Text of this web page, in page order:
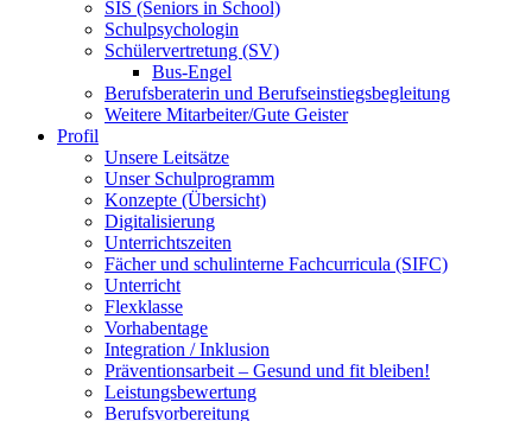
SIS (Seniors in School)
Schulpsychologin
Schülervertretung (SV)
Bus-Engel
Berufsberaterin und Berufseinstiegsbegleitung
Weitere Mitarbeiter/Gute Geister
Profil
Unsere Leitsätze
Unser Schulprogramm
Konzepte (Übersicht)
Digitalisierung
Unterrichtszeiten
Fächer und schulinterne Fachcurricula (SIFC)
Unterricht
Flexklasse
Vorhabentage
Integration / Inklusion
Präventionsarbeit – Gesund und fit bleiben!
Leistungsbewertung
Berufsvorbereitung